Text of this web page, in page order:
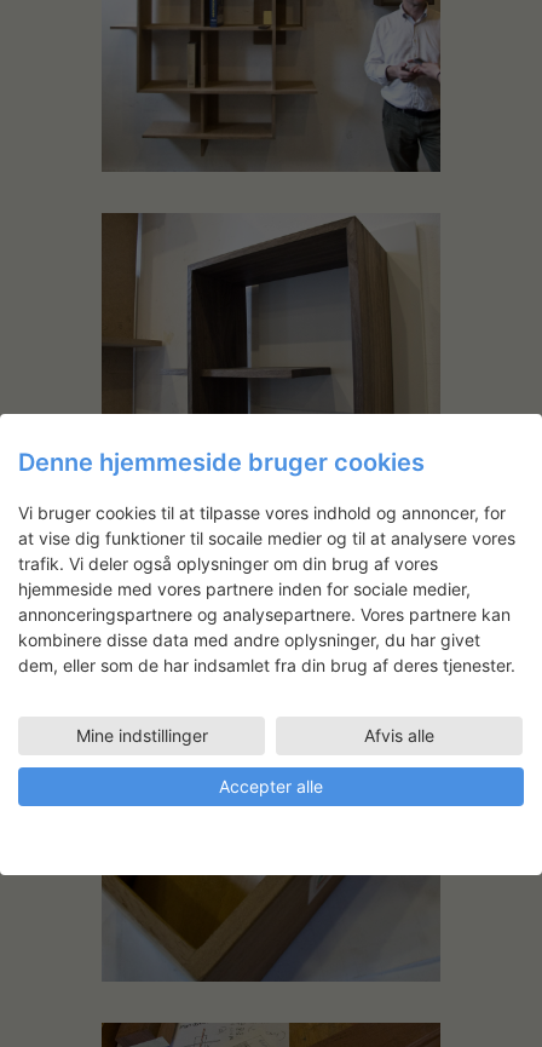
Denne hjemmeside bruger cookies
Vi bruger cookies til at tilpasse vores indhold og annoncer, for
at vise dig funktioner til socaile medier og til at analysere vores
trafik. Vi deler også oplysninger om din brug af vores
hjemmeside med vores partnere inden for sociale medier,
annonceringspartnere og analysepartnere. Vores partnere kan
kombinere disse data med andre oplysninger, du har givet
dem, eller som de har indsamlet fra din brug af deres tjenester.
Mine indstillinger Afvis alle
Accepter alle